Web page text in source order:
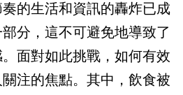
的生活和資訊的轟炸已成
分，這不可避免地導致了
面對如此挑戰，如何有效
注的焦點。其中，飲食被